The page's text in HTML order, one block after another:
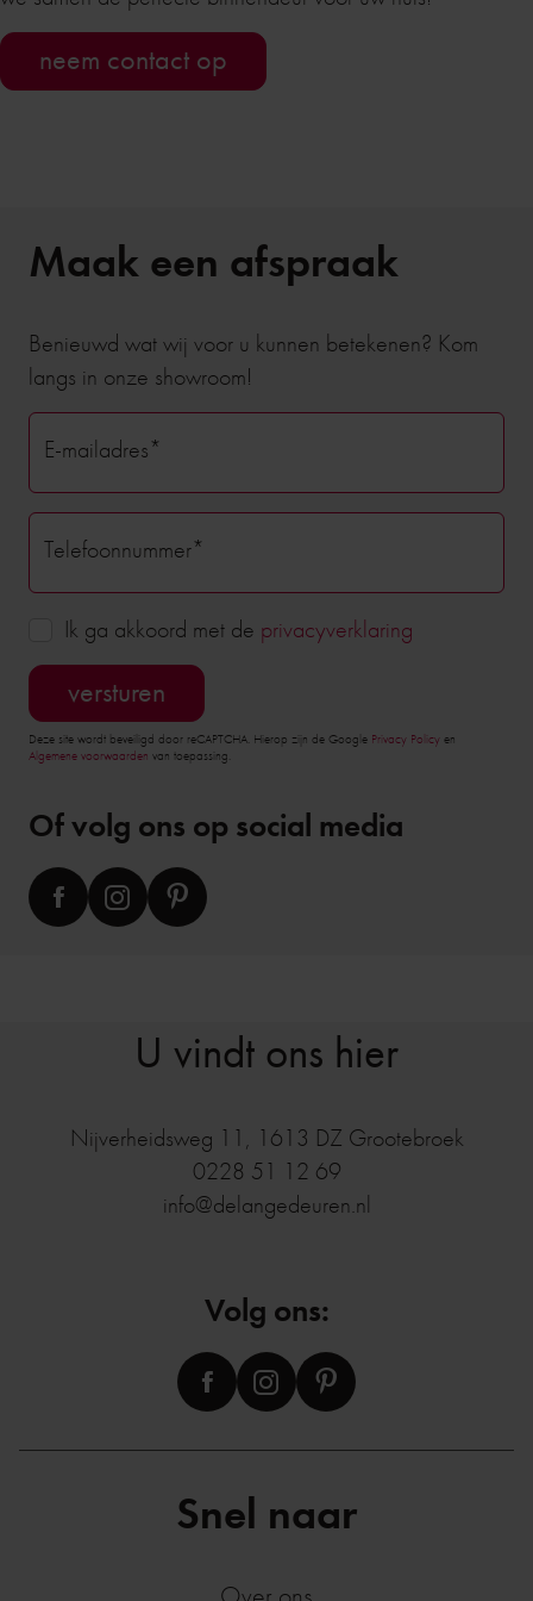
neem contact op
Maak een afspraak
Benieuwd wat wij voor u kunnen betekenen? Kom
langs in onze showroom!
E-mailadres*
Telefoonnummer*
Ik ga akkoord met de privacyverklaring
versturen
Deze site wordt beveiligd door reCAPTCHA. Hierop zijn de Google Privacy Policy en
Algemene voorwaarden van toepassing.
Of volg ons op social media
Snel naar
U vindt ons hier
Nijverheidsweg 11 , 1613 DZ Grootebroek
0228 51 12 69
info@delangedeuren.nl
Volg ons: